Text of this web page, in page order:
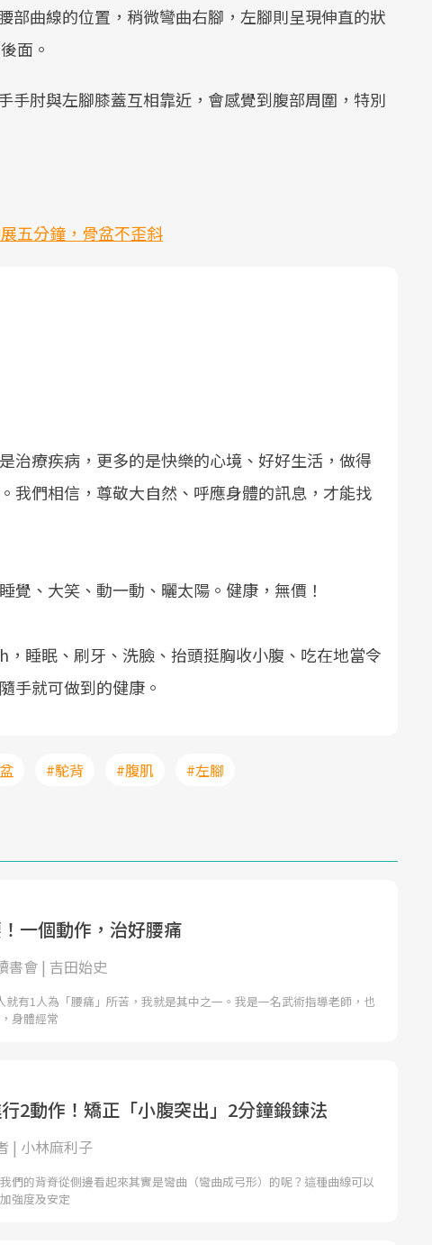
部曲線的位置，稍微彎曲右腳，左腳則呈現伸直的狀
面。
手肘與左腳膝蓋互相靠近，會感覺到腹部周圍，特別
五分鐘，骨盆不歪斜
治療疾病，更多的是快樂的心境、好好生活，做得
我們相信，尊敬大自然、呼應身體的訊息，才能找
覺、大笑、動一動、曬太陽。健康，無價！
，睡眠、刷牙、洗臉、抬頭挺胸收小腹、吃在地當令
手就可做到的健康。
#駝背 #腹肌 #左腳
一個動作，治好腰痛
書會 | 吉田始史
就有1人為「腰痛」所苦，我就是其中之一。我是一名武術指導老師，也
身體經常
2動作！矯正「小腹突出」2分鐘鍛鍊法
| 小林麻利子
們的背脊從側邊看起來其實是彎曲（彎曲成弓形）的呢？這種曲線可以
強度及安定